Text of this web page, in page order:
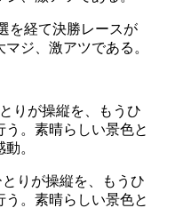
を経て決勝レースが
ジ、激アツである。
りが操縦を、もうひ
。素晴らしい景色と